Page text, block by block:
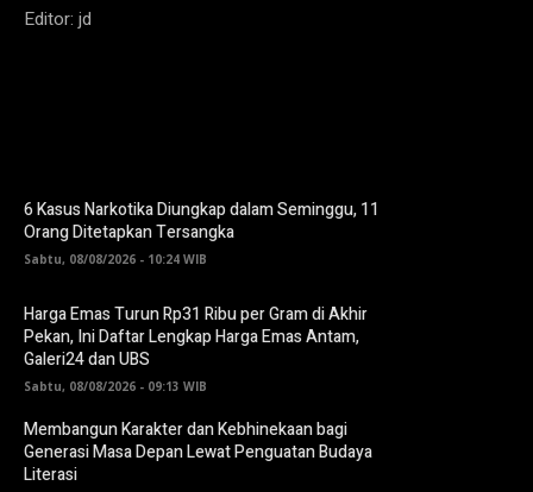
Editor: jd
6 Kasus Narkotika Diungkap dalam Seminggu, 11
Orang Ditetapkan Tersangka
Sabtu, 08/08/2026 - 10:24 WIB
Harga Emas Turun Rp31 Ribu per Gram di Akhir
Pekan, Ini Daftar Lengkap Harga Emas Antam,
Galeri24 dan UBS
Sabtu, 08/08/2026 - 09:13 WIB
Membangun Karakter dan Kebhinekaan bagi
Generasi Masa Depan Lewat Penguatan Budaya
Literasi